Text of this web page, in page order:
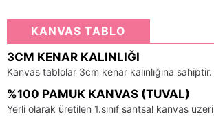
KANVAS TABLO
3CM KENAR KALINLIĞI
Kanvas tablolar 3cm kenar kalınlığına sahiptir.
%100 PAMUK KANVAS (TUVAL)
Yerli olarak üretilen 1.sınıf santsal kanvas